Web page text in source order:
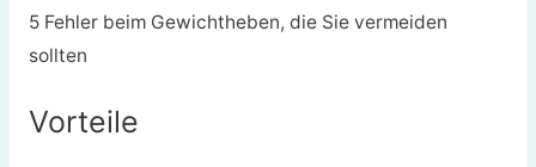
5 Fehler beim Gewichtheben, die Sie vermeiden
sollten
Vorteile